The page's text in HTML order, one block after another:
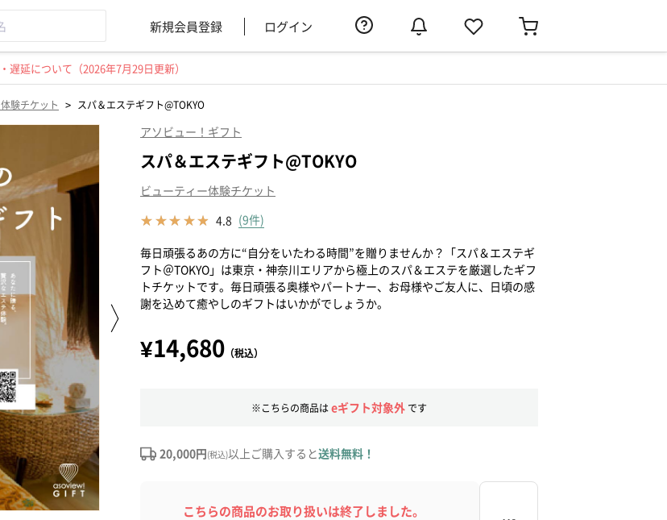
新規会員登録 ログイン
遅延について（2026年7月29日更新）
験チケット > スパ＆エステギフト@TOKYO
アソビュー！ギフト
スパ＆エステギフト@TOKYO
ビューティー体験チケット
4.8 (9件)
毎日頑張るあの方に“自分をいたわる時間”を贈りませんか？「スパ＆エステギ
フト＠TOKYO」は東京・神奈川エリアから極上のスパ＆エステを厳選したギフ
トチケットです。毎日頑張る奥様やパートナー、お母様やご友人に、日頃の感
謝を込めて癒やしのギフトはいかがでしょうか。
¥14,680 （税込）
※こちらの商品はeギフト対象外 です
20,000円(税込)以上ご購入すると送料無料！
こちらの商品のお取り扱いは終了しました。